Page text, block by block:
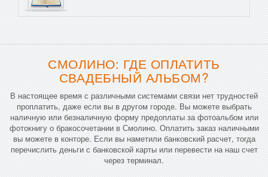
СМОЛИНО: ГДЕ ОПЛАТИТЬ
СВАДЕБНЫЙ АЛЬБОМ?
В настоящее время с различными системами связи нет трудностей
проплатить, даже если вы в другом городе. Вы можете выбрать
наличную или безналичную форму предоплаты за фотоальбом или
фотокнигу о бракосочетании в Смолино. Оплатить заказ наличными
вы можете в конторе. Если вы наметили банковский расчет, тогда
перечислить деньги с банковской карты или перевести на наш счет
через терминал.